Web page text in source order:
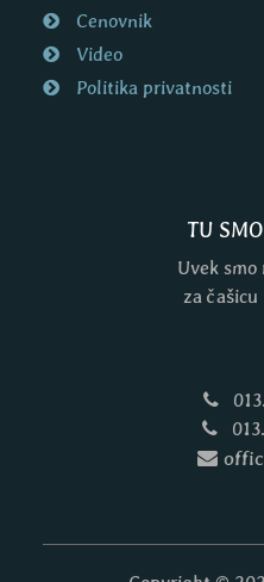
Cenovnik
Video
Politika privatnosti
TU
Uvek
za